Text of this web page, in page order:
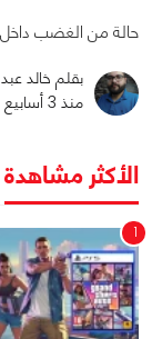
حالة من الغضب داخل
بقلم خالد
منذ 3 أسابيع
الأكثر مشاهدة
1